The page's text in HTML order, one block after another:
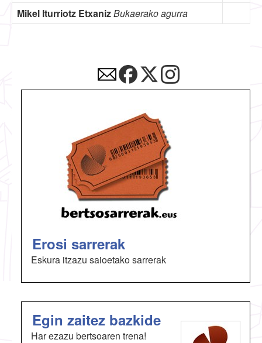
Mikel Iturriotz EtxanizBukaerako agurra
Erosi sarrerak
Eskura itzazu saioetako sarrerak
Egin zaitez bazkide
Har ezazu bertsoaren trena!